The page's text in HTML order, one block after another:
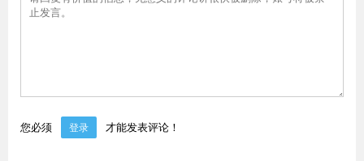
您必须 登录 才能发表评论！